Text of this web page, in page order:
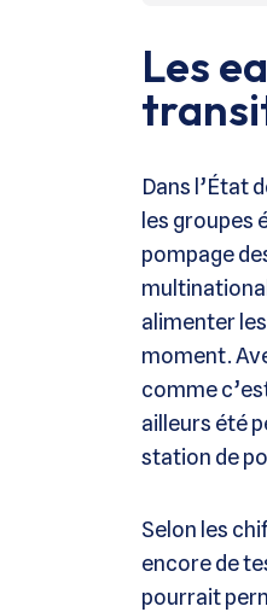
Les
Dans l’État
les groupes
pompage
alimenter
moment.
comme
ailleurs été
station de
Selon les
encore de
pourrait